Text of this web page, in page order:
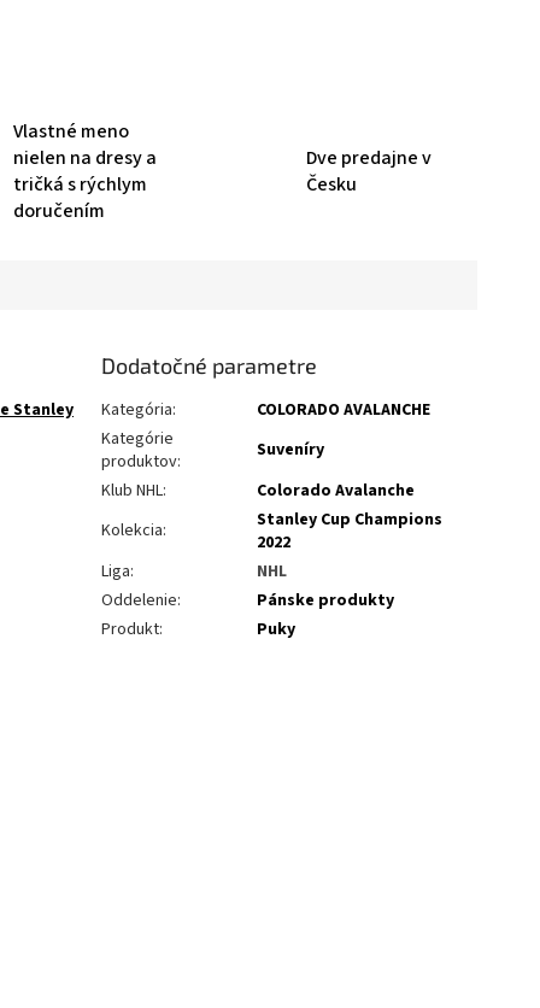
Vlastné meno
nielen na dresy a
tričká s rýchlym
doručením
Dve predajne v
Česku
Stanley
Dodatočné parametre
Kategória:
COLORADO AVALANCHE
Kategórie
produktov:
Suveníry
Klub NHL:
Colorado Avalanche
Kolekcia:
Stanley Cup Champions
2022
Liga:
NHL
Oddelenie:
Pánske produkty
Produkt: Puky